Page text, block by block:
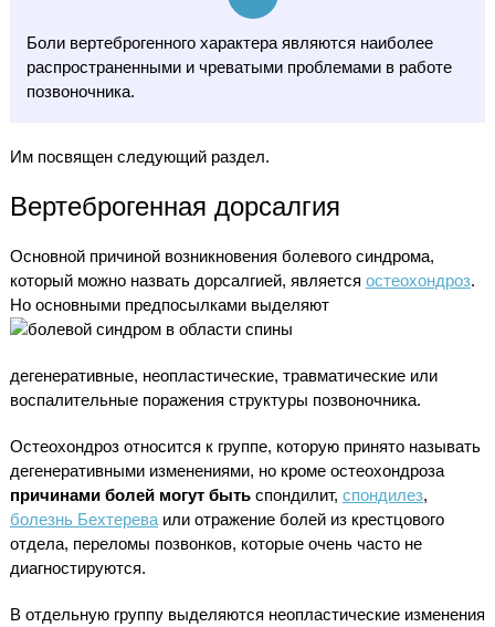
Боли вертеброгенного характера являются наиболее
распространенными и чреватыми проблемами в работе
позвоночника.
Им посвящен следующий раздел.
Вертеброгенная дорсалгия
Основной причиной возникновения болевого синдрома,
который можно назвать дорсалгией, является остеохондроз.
Но основными предпосылками выделяют
дегенеративные, неопластические, травматические или
воспалительные поражения структуры позвоночника.
Остеохондроз относится к группе, которую принято называть
дегенеративными изменениями, но кроме остеохондроза
причинами болей могут бытьспондилит, спондилез,
болезнь Бехтереваили отражение болей из крестцового
отдела, переломы позвонков, которые очень часто не
диагностируются.
В отдельную группу выделяются неопластические изменения